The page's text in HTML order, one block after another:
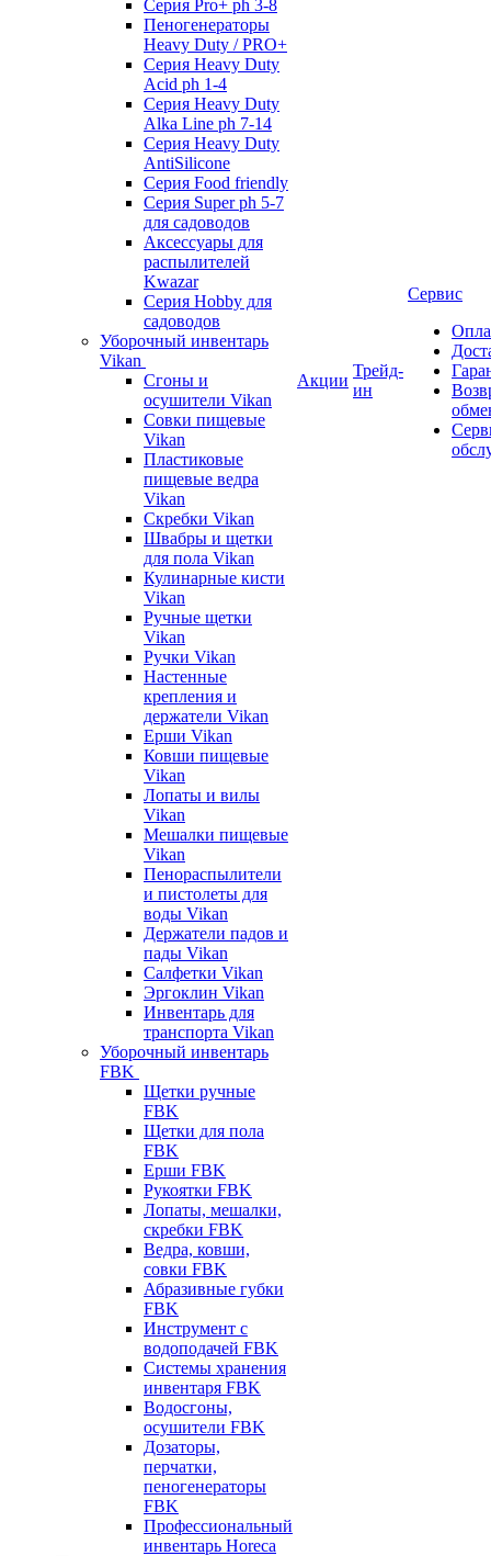
Серия Pro+ ph 3-8
Пеногенераторы
Heavy Duty / PRO+
Серия Heavy Duty
Acid ph 1-4
Серия Heavy Duty
Alka Line ph 7-14
Серия Heavy Duty
AntiSilicone
Серия Food friendly
Серия Super ph 5-7
для садоводов
Аксессуары для
распылителей
Kwazar
Серия Hobby для
садоводов
Уборочный инвентарь
Vikan
Сгоны и
осушители Vikan
Совки пищевые
Vikan
Пластиковые
пищевые ведра
Vikan
Скребки Vikan
Швабры и щетки
для пола Vikan
Кулинарные кисти
Vikan
Ручные щетки
Vikan
Ручки Vikan
Настенные
крепления и
держатели Vikan
Ерши Vikan
Ковши пищевые
Vikan
Лопаты и вилы
Vikan
Мешалки пищевые
Vikan
Пенораспылители
и пистолеты для
воды Vikan
Держатели падов и
пады Vikan
Салфетки Vikan
Эргоклин Vikan
Инвентарь для
транспорта Vikan
Уборочный инвентарь
FBK
Щетки ручные
FBK
Щетки для пола
FBK
Ерши FBK
Рукоятки FBK
Лопаты, мешалки,
скребки FBK
Ведра, ковши,
совки FBK
Абразивные губки
FBK
Инструмент с
водоподачей FBK
Системы хранения
инвентаря FBK
Водосгоны,
осушители FBK
Дозаторы,
перчатки,
пеногенераторы
FBK
Профессиональный
инвентарь Horeca
Акции
Трейд-
ин
Сервис